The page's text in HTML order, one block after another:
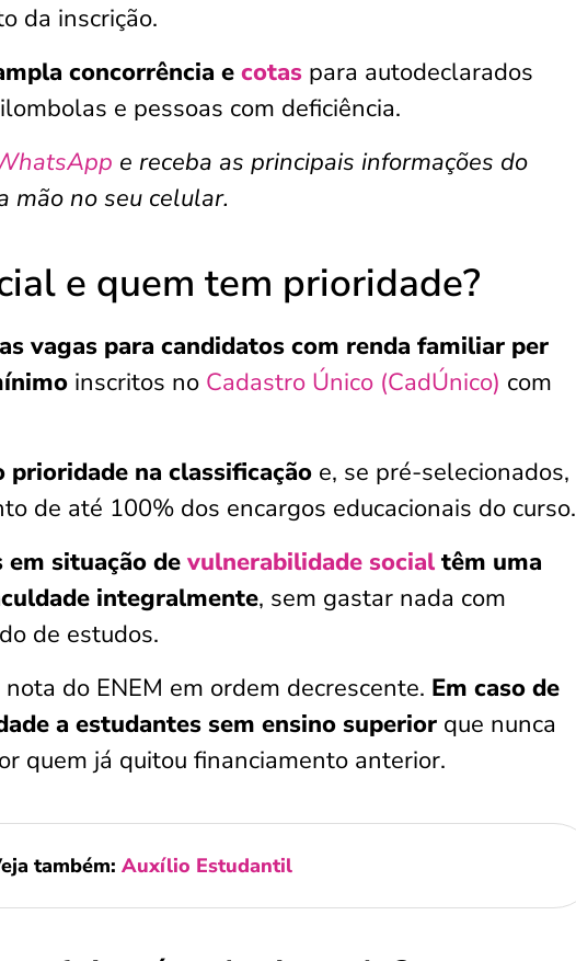
da inscrição.
concorrência ecotas para autodeclarados
e pessoas com deficiência.
e receba as principais informações do
mão no seu celular.
e quem tem prioridade?
vagas para candidatos com renda familiar per
inscritos no Cadastro Único (CadÚnico) com
prioridade na classificação e, se pré-selecionados,
de até 100% dos encargos educacionais do curso.
situação de vulnerabilidade social têm uma
integralmente, sem gastar nada com
de estudos.
do ENEM em ordem decrescente. Em caso de
a estudantes sem ensino superior que nunca
quem já quitou financiamento anterior.
também:Auxílio Estudantil